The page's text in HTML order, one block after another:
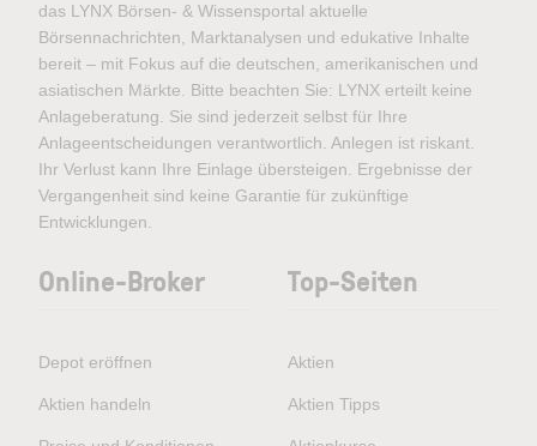
das LYNX Börsen- & Wissensportal aktuelle
Börsennachrichten, Marktanalysen und edukative Inhalte
bereit – mit Fokus auf die deutschen, amerikanischen und
asiatischen Märkte. Bitte beachten Sie: LYNX erteilt keine
Anlageberatung. Sie sind jederzeit selbst für Ihre
Anlageentscheidungen verantwortlich. Anlegen ist riskant.
Ihr Verlust kann Ihre Einlage übersteigen. Ergebnisse der
Vergangenheit sind keine Garantie für zukünftige
Entwicklungen.
Online-Broker
Depot eröffnen
Aktien handeln
Top-Seiten
Aktien
Aktien Tipps